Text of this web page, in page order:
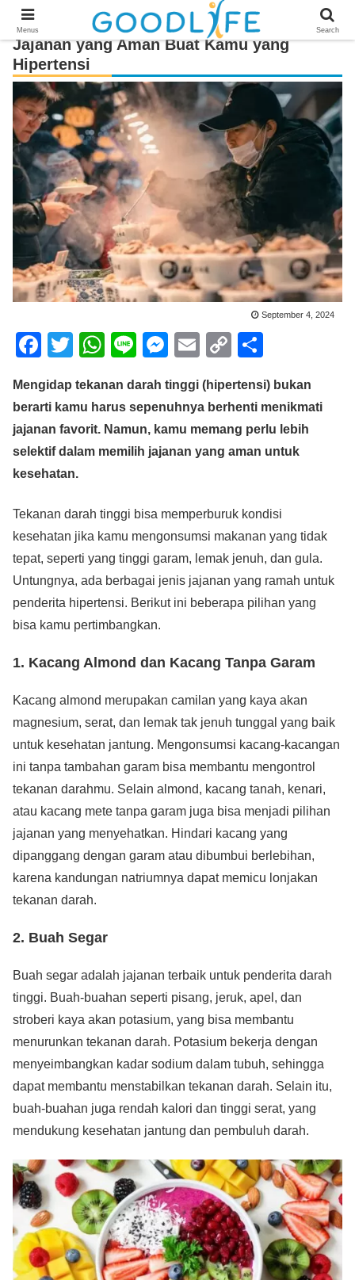
Jajanan yang Aman Buat Kamu yang
Hipertensi
September 4, 2024
F
c
e
b
o
k
T
tt
er
W
at
s
A
Li
e
M
ss
e
n
E
ail
C
p
y
Li
ar
e
Mengidap tekanan darah tinggi (hipertensi) bukan
berarti kamu harus sepenuhnya berhenti menikmati
jajanan favorit. Namun, kamu memang perlu lebih
selektif dalam memilih jajanan yang aman untuk
kesehatan.
Tekanan darah tinggi bisa memperburuk kondisi
kesehatan jika kamu mengonsumsi makanan yang tidak
tepat, seperti yang tinggi garam, lemak jenuh, dan gula.
Untungnya, ada berbagai jenis jajanan yang ramah untuk
penderita hipertensi. Berikut ini beberapa pilihan yang
bisa kamu pertimbangkan.
1. Kacang Almond dan Kacang Tanpa Garam
Kacang almond merupakan camilan yang kaya akan
magnesium, serat, dan lemak tak jenuh tunggal yang baik
untuk kesehatan jantung. Mengonsumsi kacang-kacangan
ini tanpa tambahan garam bisa membantu mengontrol
tekanan darahmu. Selain almond, kacang tanah, kenari,
atau kacang mete tanpa garam juga bisa menjadi pilihan
jajanan yang menyehatkan. Hindari kacang yang
dipanggang dengan garam atau dibumbui berlebihan,
karena kandungan natriumnya dapat memicu lonjakan
tekanan darah.
2. Buah Segar
Buah segar adalah jajanan terbaik untuk penderita darah
tinggi. Buah-buahan seperti pisang, jeruk, apel, dan
stroberi kaya akan potasium, yang bisa membantu
menurunkan tekanan darah. Potasium bekerja dengan
menyeimbangkan kadar sodium dalam tubuh, sehingga
dapat membantu menstabilkan tekanan darah. Selain itu,
buah-buahan juga rendah kalori dan tinggi serat, yang
mendukung kesehatan jantung dan pembuluh darah.
Menus Search